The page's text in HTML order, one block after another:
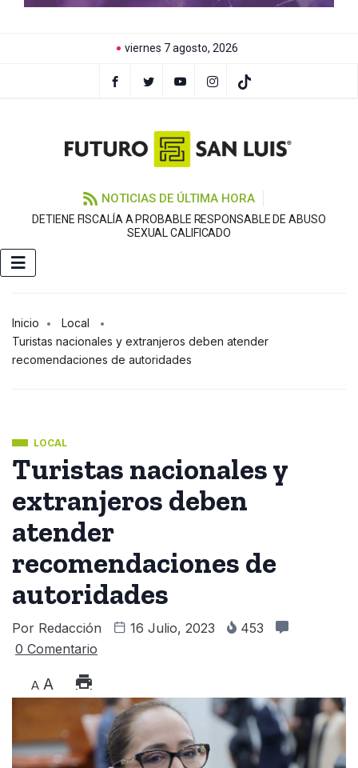
viernes 7 agosto, 2026
NOTICIAS DE ÚLTIMA HORA
DETIENE FISCALÍA A PROBABLE RESPONSABLE DE ABUSO
SEXUAL CALIFICADO
Inicio
Local
Turistas nacionales y extranjeros deben atender
recomendaciones de autoridades
LOCAL
Turistas nacionales y
extranjeros deben
atender
recomendaciones de
autoridades
Por Redacción 16 Julio, 2023
453
0 Comentario
A A